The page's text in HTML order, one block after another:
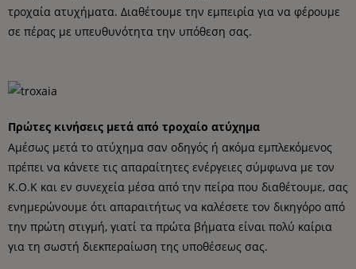
τροχαία ατυχήματα. Διαθέτουμε την εμπειρία για να φέρουμε
σε πέρας με υπευθυνότητα την υπόθεση σας.
Πρώτες κινήσεις μετά από τροχαίο ατύχημα
Αμέσως μετά το ατύχημα σαν οδηγός ή ακόμα εμπλεκόμενος
πρέπει να κάνετε τις απαραίτητες ενέργειες σύμφωνα με τον
Κ.Ο.Κ και εν συνεχεία μέσα από την πείρα που διαθέτουμε, σας
ενημερώνουμε ότι απαραιτήτως να καλέσετε τον δικηγόρο από
την πρώτη στιγμή, γιατί τα πρώτα βήματα είναι πολύ καίρια
για τη σωστή διεκπεραίωση της υποθέσεως σας.